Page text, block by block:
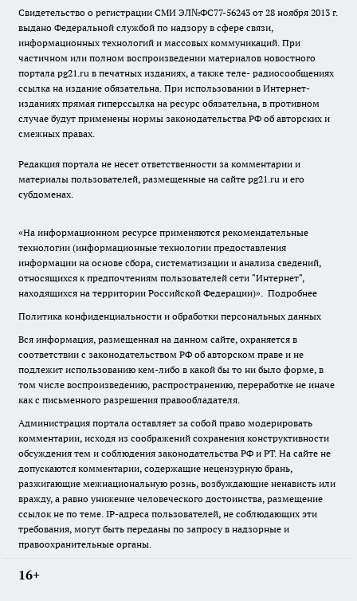
Свидетельство о регистрации СМИ ЭЛ№ФС77-56243 от 28 ноября 2013 г.
выдано Федеральной службой по надзору в сфере связи,
информационных технологий и массовых коммуникаций. При
частичном или полном воспроизведении материалов новостного
портала pg21.ru в печатных изданиях, а также теле- радиосообщениях
ссылка на издание обязательна. При использовании в Интернет-
изданиях прямая гиперссылка на ресурс обязательна, в противном
случае будут применены нормы законодательства РФ об авторских и
смежных правах.
Редакция портала не несет ответственности за комментарии и
материалы пользователей, размещенные на сайте pg21.ru и его
субдоменах.
«На информационном ресурсе применяются рекомендательные
технологии (информационные технологии предоставления
информации на основе сбора, систематизации и анализа сведений,
относящихся к предпочтениям пользователей сети "Интернет",
находящихся на территории Российской Федерации)». Подробнее
Политика конфиденциальности и обработки персональных данных
Вся информация, размещенная на данном сайте, охраняется в
соответствии с законодательством РФ об авторском праве и не
подлежит использованию кем-либо в какой бы то ни было форме, в
том числе воспроизведению, распространению, переработке не иначе
как с письменного разрешения правообладателя.
Администрация портала оставляет за собой право модерировать
комментарии, исходя из соображений сохранения конструктивности
обсуждения тем и соблюдения законодательства РФ и РТ. На сайте не
допускаются комментарии, содержащие нецензурную брань,
разжигающие межнациональную рознь, возбуждающие ненависть или
вражду, а равно унижение человеческого достоинства, размещение
ссылок не по теме. IP-адреса пользователей, не соблюдающих эти
требования, могут быть переданы по запросу в надзорные и
правоохранительные органы.
16+